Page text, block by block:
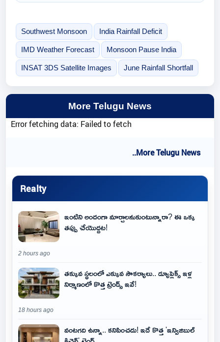
Southwest Monsoon India Rainfall Deficit
IMD Weather Forecast Monsoon Pause India
INSAT 3DS Satellite Images June Rainfall Shortfall
More Telugu News
Error fetching data: Failed to fetch
..More Telugu News
Realty
ఇంటిని అందంగా మార్చాలనుకుంటున్నారా? ఈ ఒక్క
తప్పు చేయొద్దట!
2 hours ago
తక్కువ స్థలంలో ఎక్కువ సౌకర్యాలు.. డ్యూప్లెక్స్ ఇళ్ల
నిర్మాణంలో కొత్త ట్రెండ్స్ ఇవే!
18 hours ago
వంటగది ఉన్నా.. కనిపించదు! ఇదే కొత్త 'ఇన్విజిబుల్